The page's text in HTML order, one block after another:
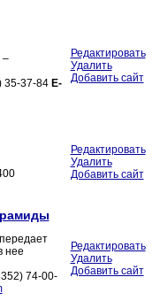
–
35-37-84 E-
Редактировать
Удалить
Добавить сайт
Редактировать
Удалить
Добавить сайт
нее
74-00-
Редактировать
Удалить
Добавить сайт